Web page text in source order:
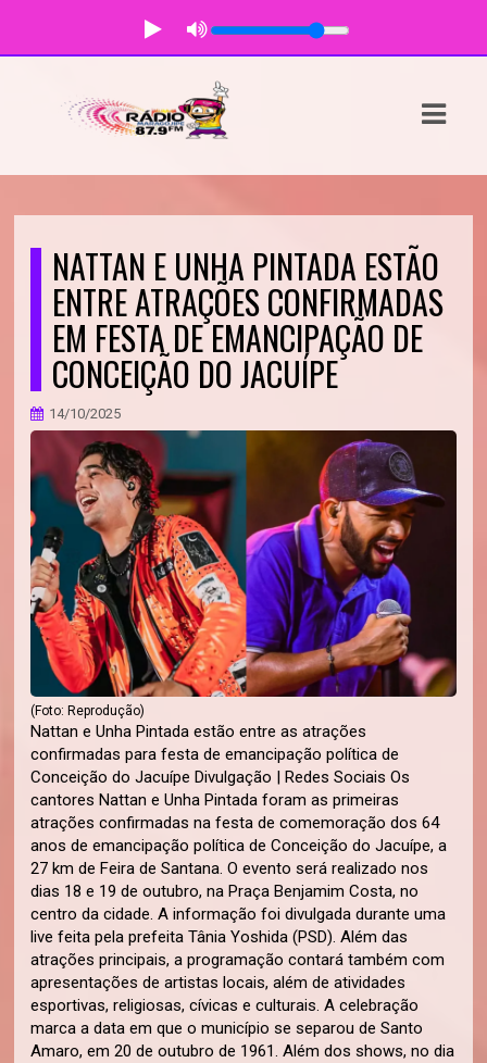
NATTAN E UNHA PINTADA ESTÃO
ENTRE ATRAÇÕES CONFIRMADAS
EM FESTA DE EMANCIPAÇÃO DE
CONCEIÇÃO DO JACUÍPE
14/10/2025
(Foto: Reprodução)
Nattan e Unha Pintada estão entre as atrações
confirmadas para festa de emancipação política de
Conceição do Jacuípe Divulgação | Redes Sociais Os
cantores Nattan e Unha Pintada foram as primeiras
atrações confirmadas na festa de comemoração dos 64
anos de emancipação política de Conceição do Jacuípe, a
27 km de Feira de Santana. O evento será realizado nos
dias 18 e 19 de outubro, na Praça Benjamim Costa, no
centro da cidade. A informação foi divulgada durante uma
live feita pela prefeita Tânia Yoshida (PSD). Além das
atrações principais, a programação contará também com
apresentações de artistas locais, além de atividades
esportivas, religiosas, cívicas e culturais. A celebração
marca a data em que o município se separou de Santo
Amaro, em 20 de outubro de 1961. Além dos shows, no dia